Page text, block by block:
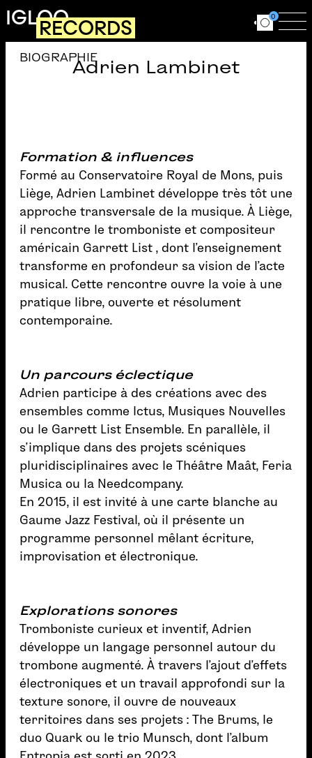
Aller au contenu principal
IGLOORECORDS Ouvrir le
0
Adrien Lambinet
BIOGRAPHIE
Formation & influences
Formé au Conservatoire Royal de Mons, puis
Liège, Adrien Lambinet développe très tôt une
approche transversale de la musique. À Liège,
il rencontre le tromboniste et compositeur
américain Garrett List , dont l’enseignement
transforme en profondeur sa vision de l’acte
musical. Cette rencontre ouvre la voie à une
pratique libre, ouverte et résolument
contemporaine.
Un parcours éclectique
Adrien participe à des créations avec des
ensembles comme Ictus, Musiques Nouvelles
ou le Garrett List Ensemble. En parallèle, il
s’implique dans des projets scéniques
pluridisciplinaires avec le Théâtre Maât, Feria
Musica ou la Needcompany.
En 2015, il est invité à une carte blanche au
Gaume Jazz Festival, où il présente un
programme personnel mêlant écriture,
improvisation et électronique.
Explorations sonores
Tromboniste curieux et inventif, Adrien
développe un langage personnel autour du
trombone augmenté. À travers l’ajout d’effets
électroniques et un travail approfondi sur la
texture sonore, il ouvre de nouveaux
territoires dans ses projets : The Brums, le
duo Quark ou le trio Munsch, dont l’album